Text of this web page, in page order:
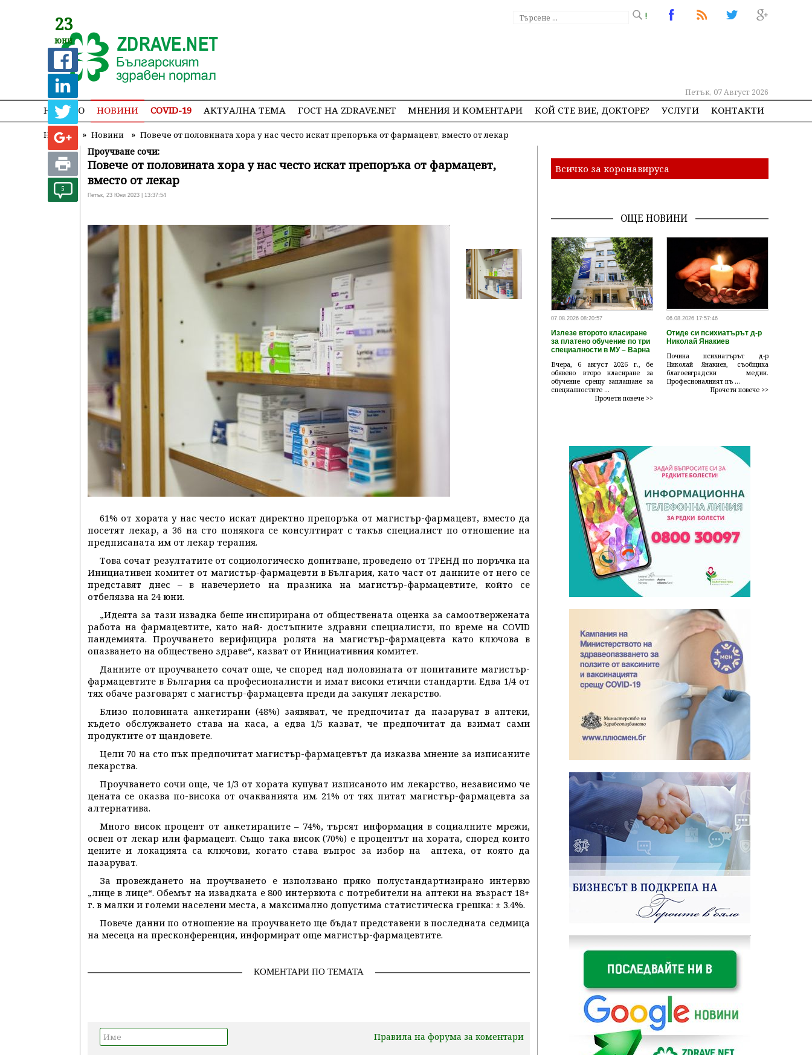
!
Петък, 07 Август 2026
НАЧАЛО НОВИНИ COVID-19 АКТУАЛНА ТЕМА ГОСТ НА ZDRAVE.NET МНЕНИЯ И КОМЕНТАРИ КОЙ СТЕ ВИЕ, ДОКТОРЕ? УСЛУГИ КОНТАКТИ
Начало » Новини » Повече от половината хора у нас често искат препоръка от фармацевт, вместо от лекар
23
юни
5
Проучване сочи:
Повече от половината хора у нас често искат препоръка от фармацевт,
вместо от лекар
Петък, 23 Юни 2023 | 13:37:54
61% от хората у нас често искат директно препоръка от магистър-фармацевт, вместо да
посетят лекар, а 36 на сто понякога се консултират с такъв специалист по отношение на
предписаната им от лекар терапия.
Това сочат резултатите от социологическо допитване, проведено от ТРЕНД по поръчка на
Инициативен комитет от магистър-фармацевти в България, като част от данните от него се
представят днес – в навечерието на празника на магистър-фармацевтите, който се
отбелязва на 24 юни.
„Идеята за тази извадка беше инспирирана от обществената оценка за самоотвержената
работа на фармацевтите, като най- достъпните здравни специалисти, по време на COVID
пандемията. Проучването верифицира ролята на магистър-фармацевта като ключова в
опазването на обществено здраве“, казват от Инициативния комитет.
Данните от проучването сочат още, че според над половината от попитаните магистър-
фармацевтите в България са професионалисти и имат високи етични стандарти. Едва 1/4 от
тях обаче разговарят с магистър-фармацевта преди да закупят лекарство.
Близо половината анкетирани (48%) заявяват, че предпочитат да пазаруват в аптеки,
където обслужването става на каса, а едва 1/5 казват, че предпочитат да взимат сами
продуктите от щандовете.
Цели 70 на сто пък предпочитат магистър-фармацевтът да изказва мнение за изписаните
лекарства.
Проучването сочи още, че 1/3 от хората купуват изписаното им лекарство, независимо че
цената се оказва по-висока от очакванията им. 21% от тях питат магистър-фармацевта за
алтернатива.
Много висок процент от анкетираните – 74%, търсят информация в социалните мрежи,
освен от лекар или фармацевт. Също така висок (70%) е процентът на хората, според които
цените и локацията са ключови, когато става въпрос за избор на аптека, от която да
пазаруват.
За провеждането на проучването е използвано пряко полустандартизирано интервю
„лице в лице“. Обемът на извадката е 800 интервюта с потребители на аптеки на възраст 18+
г. в малки и големи населени места, а максимално допустима статистическа грешка: ± 3.4%.
Повече данни по отношение на проучването ще бъдат представени в последната седмица
на месеца на пресконференция, информират още магистър-фармацевтите.
КОМЕНТАРИ ПО ТЕМАТА
Правила на форума за коментари
Всичко за коронавируса
ОЩЕ НОВИНИ
07.08.2026 08:20:57
Излезе второто класиране
за платено обучение по три
специалности в МУ – Варна
Вчера, 6 август 2026 г., бе
обявено второ класиране за
обучение срещу заплащане за
специалностите ...
Прочети повече >>
06.08.2026 17:57:46
Отиде си психиатърът д-р
Николай Янакиев
Почина психиатърът д-р
Николай Янакиев, съобщиха
благоевградски медии.
Професионалният пъ ...
Прочети повече >>